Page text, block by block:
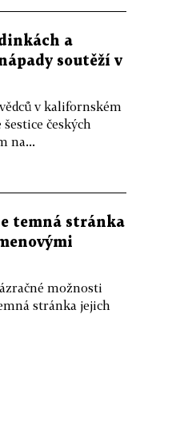
a
soutěží v
v kalifornském
českých
na...
temná stránka
možnosti
stránka jejich